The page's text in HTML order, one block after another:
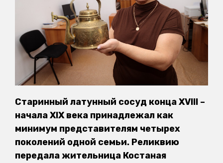
Старинный латунный сосуд конца XVIII –
начала XIX века принадлежал как
минимум представителям четырех
поколений одной семьи. Реликвию
передала жительница Костаная